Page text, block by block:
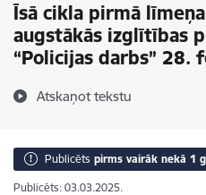
Īsā cikla pirmā
augstākās izglītības
“Policijas darbs” 28.
Atskaņot tekstu
Publicēts pirms vairāk nekā 1
Publicēts: 03.03.2025.